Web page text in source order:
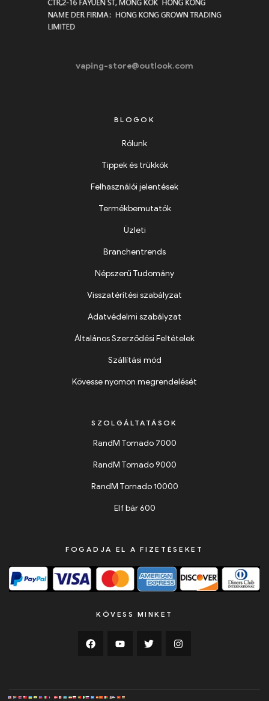
vaping-store@outlook.com
BLOGOK
Rólunk
Tippek és trükkök
Felhasználói jelentések
Termékbemutatók
Üzleti
Branchentrends
Népszerű Tudomány
Visszatérítési szabályzat
Adatvédelmi szabályzat
Általános Szerződési Feltételek
Szállítási mód
Kövesse nyomon megrendelését
SZOLGÁLTATÁSOK
RandM Tornado 7000
RandM Tornado 9000
RandM Tornado 10000
Elf bár 600
FOGADJA EL A FIZETÉSEKET
KÖVESS MINKET